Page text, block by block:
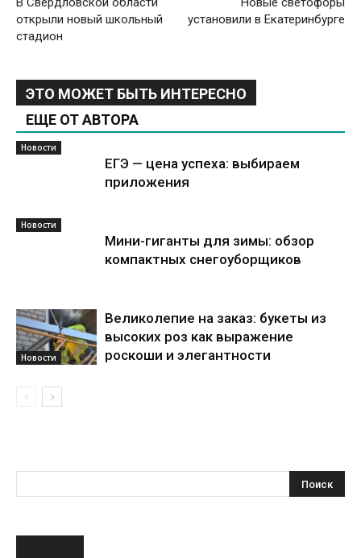
открыли новый школьный
стадион
установили в Екатеринбурге
ЭТО МОЖЕТ БЫТЬ ИНТЕРЕСНО
ЕЩЕ ОТ АВТОРА
Новости
ЕГЭ — цена успеха: выбираем
приложения
Новости
Мини-гиганты для зимы: обзор
компактных снегоуборщиков
Новости
Великолепие на заказ: букеты из
высоких роз как выражение
роскоши и элегантности